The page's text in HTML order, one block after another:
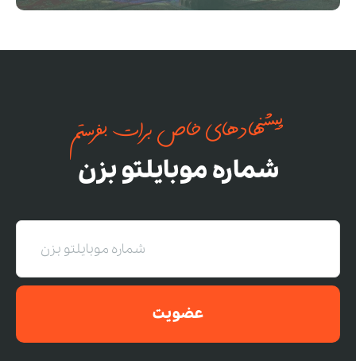
پیشنهادهای خاص برات بفرستم
شماره موبایلتو بزن
عضویت